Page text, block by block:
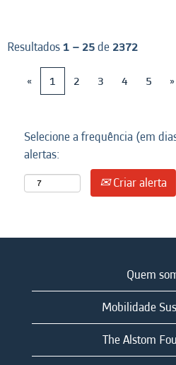
Resultados1 – 25de 2372
«
1 2 3 4 5 »
Selecione a frequência (em
alertas:
Criar alerta
Quem
Mobilidade
The Alstom